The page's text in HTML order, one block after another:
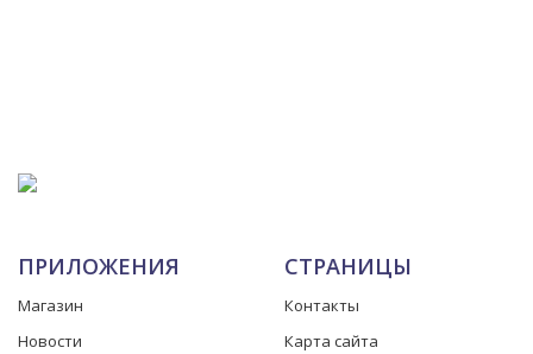
ПРИЛОЖЕНИЯ
Магазин
Новости
СТРАНИЦЫ
Контакты
Карта сайта